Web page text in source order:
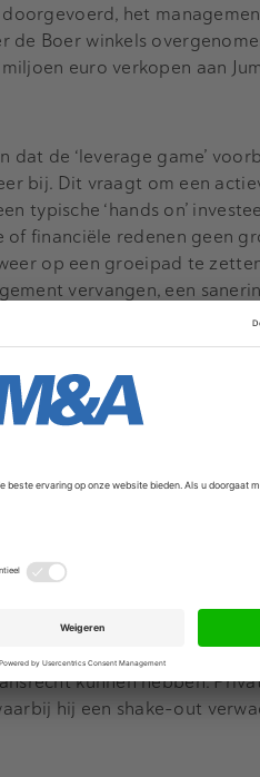
het
Boer winkels
euro verkopen aan
de ‘leverage game’
bij. Dit vraagt om een
typische ‘hands on’
financiële redenen geen
op een groeipad te
vervangen, een
investeerders in op de
lijkt de sleutel tot succes:
die een bedrijf van
partner voor het
belang. Sebastien
zoals die in de UK in de
alleen investeerders die
kunnen hebben.
hij een shake-out